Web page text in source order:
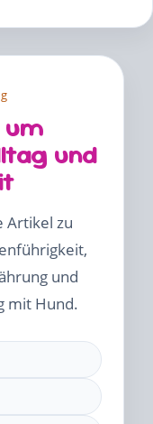
um
und
Artikel zu
und
mit Hund.